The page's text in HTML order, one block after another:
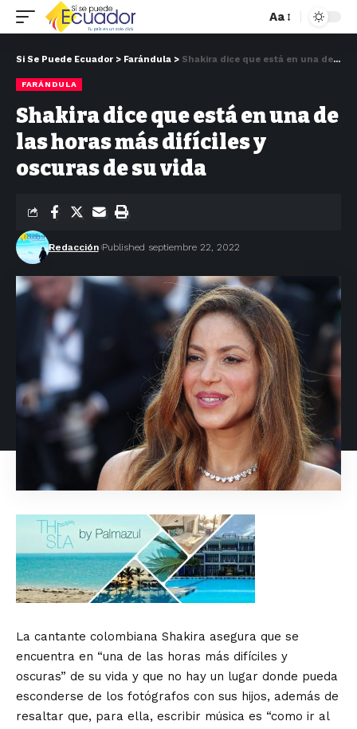
Aa
Si Se Puede Ecuador > Farándula > Shakira dice que está en una de las horas más difíciles y oscuras de su vida
FARÁNDULA
Shakira dice que está en una de
las horas más difíciles y
oscuras de su vida
Redacción Published septiembre 22, 2022
La cantante colombiana Shakira asegura que se
encuentra en “una de las horas más difíciles y
oscuras” de su vida y que no hay un lugar donde pueda
esconderse de los fotógrafos con sus hijos, además de
resaltar que, para ella, escribir música es “como ir al